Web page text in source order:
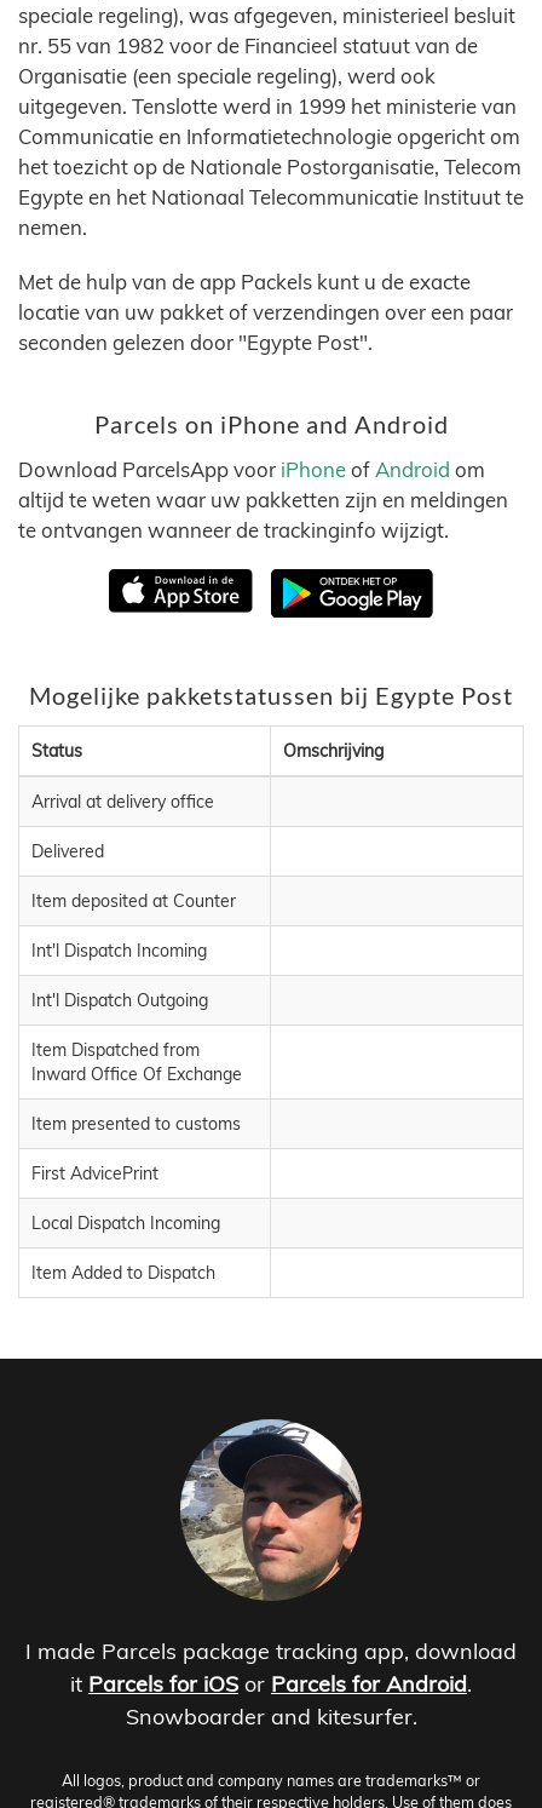
speciale regeling), was afgegeven, ministerieel besluit
nr. 55 van 1982 voor de Financieel statuut van de
Organisatie (een speciale regeling), werd ook
uitgegeven. Tenslotte werd in 1999 het ministerie van
Communicatie en Informatietechnologie opgericht om
het toezicht op de Nationale Postorganisatie, Telecom
Egypte en het Nationaal Telecommunicatie Instituut te
nemen.
Met de hulp van de app Packels kunt u de exacte
locatie van uw pakket of verzendingen over een paar
seconden gelezen door "Egypte Post".
Parcels on iPhone and Android
Download ParcelsApp voor iPhoneofAndroid om
altijd te weten waar uw pakketten zijn en meldingen
te ontvangen wanneer de trackinginfo wijzigt.
Mogelijke pakketstatussen bij Egypte Post
Status Omschrijving
Arrival at delivery office
Delivered
Item deposited at Counter
Int'l Dispatch Incoming
Int'l Dispatch Outgoing
Item Dispatched from
Inward Office Of Exchange
Item presented to customs
First AdvicePrint
Local Dispatch Incoming
Item Added to Dispatch
I made Parcels package tracking app, download
it Parcels for iOS or Parcels for Android.
Snowboarder and kitesurfer.
All logos, product and company names are trademarks™ or
registered® trademarks of their respective holders. Use of them does